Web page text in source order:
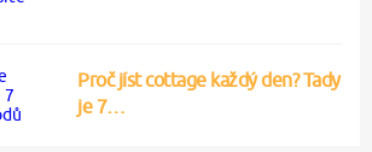
Proč jíst cottage každý den? Tady
je 7…